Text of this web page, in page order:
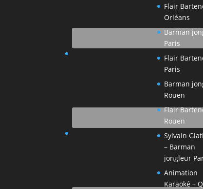
Flair
Orléans
Barman
Paris
Flair
Paris
Barman
Rouen
Flair
Rouen
Sylvain
– Barman
jongleur
Animation
Karaoké –